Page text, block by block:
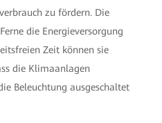
zu fördern. Die
die Energieversorgung
Zeit können sie
die Klimaanlagen
Beleuchtung ausgeschaltet